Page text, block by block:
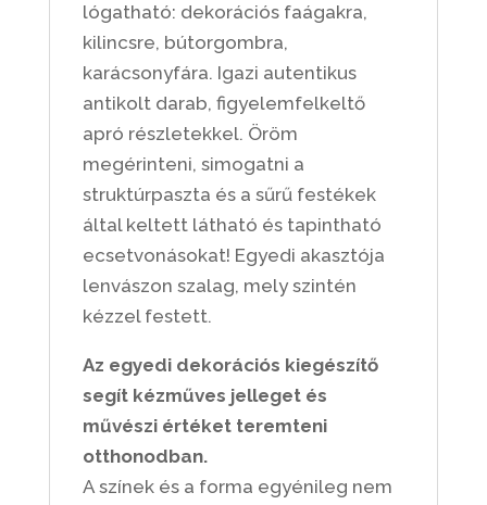
lógatható: dekorációs faágakra,
kilincsre, bútorgombra,
karácsonyfára. Igazi autentikus
antikolt darab, figyelemfelkeltő
apró részletekkel. Öröm
megérinteni, simogatni a
struktúrpaszta és a sűrű festékek
által keltett látható és tapintható
ecsetvonásokat! Egyedi akasztója
lenvászon szalag, mely szintén
kézzel festett.
Az egyedi dekorációs kiegészítő
segít kézműves jelleget és
művészi értéket teremteni
otthonodban.
A színek és a forma egyénileg nem